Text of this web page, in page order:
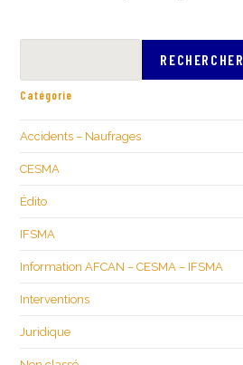
RECHERCHER
Catégorie
Accidents – Naufrages
CESMA
Édito
IFSMA
Information AFCAN – CESMA – IFSMA
Interventions
Juridique